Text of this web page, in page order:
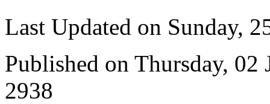
Last Updated on Sunday,
Published on Thursday, 02
2938